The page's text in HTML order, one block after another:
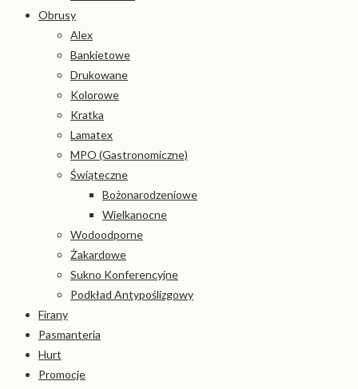
Obrusy
Alex
Bankietowe
Drukowane
Kolorowe
Kratka
Lamatex
MPO (Gastronomiczne)
Świąteczne
Bożonarodzeniowe
Wielkanocne
Wodoodporne
Żakardowe
Sukno Konferencyjne
Podkład Antypoślizgowy
Firany
Pasmanteria
Hurt
Promocje